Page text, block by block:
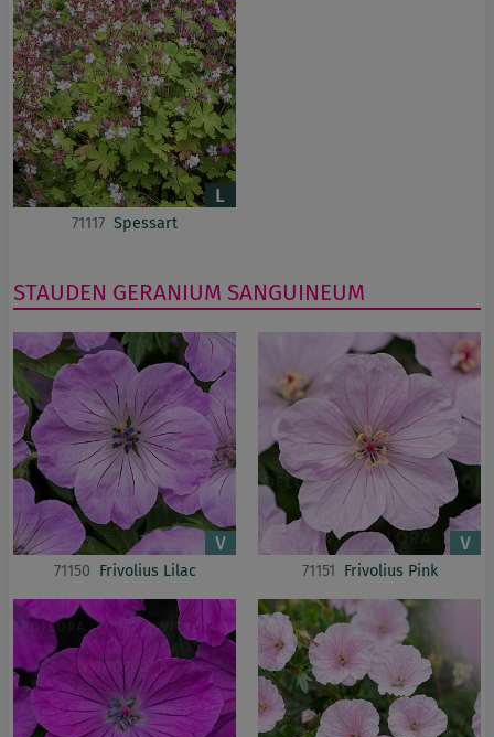
71117 Spessart
STAUDEN GERANIUM SANGUINEUM
71150 Frivolius Lilac 71151 Frivolius Pink